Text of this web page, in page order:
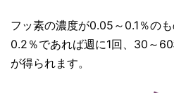
フッ素の濃度が0.05～0.1％のも
0.2％であれば週に1回、30～
が得られます。